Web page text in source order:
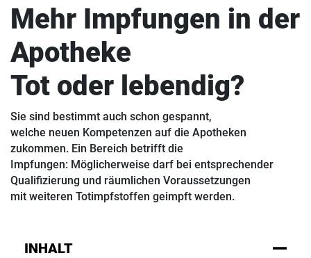
Mehr Impfungen in der
Apotheke
Tot oder lebendig?
Sie sind bestimmt auch schon gespannt,
welche neuen Kompetenzen auf die Apotheken
zukommen. Ein Bereich betrifft die
Impfungen: Möglicherweise darf bei entsprechender
Qualifizierung und räumlichen Voraussetzungen
mit weiteren Totimpfstoffen geimpft werden.
INHALT